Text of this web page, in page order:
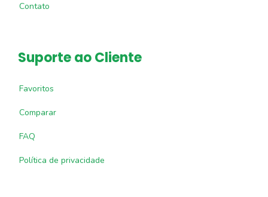
Contato
Suporte ao Cliente
Favoritos
Comparar
FAQ
Política de privacidade